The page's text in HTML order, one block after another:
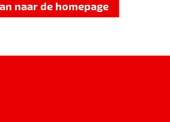
naar de homepage